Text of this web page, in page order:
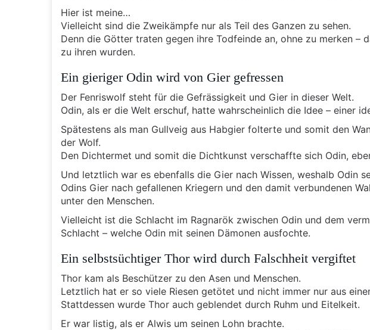
Hier ist meine…
Vielleicht sind die Zweikämpfe nur als Teil des Ganzen zu sehen.
Denn die Götter traten gegen ihre Todfeinde an, ohne zu merken –
zu ihren wurden.
Ein gieriger Odin wird von Gier gefressen
Der Fenriswolf steht für die Gefrässigkeit und Gier in dieser Welt.
Odin, als er die Welt erschuf, hatte wahrscheinlich die Idee – einer
Spätestens als man Gullveig aus Habgier folterte und somit den
der Wolf.
Den Dichtermet und somit die Dichtkunst verschaffte sich Odin,
Und letztlich war es ebenfalls die Gier nach Wissen, weshalb Odin
Odins Gier nach gefallenen Kriegern und den damit verbundenen
unter den Menschen.
Vielleicht ist die Schlacht im Ragnarök zwischen Odin und dem
Schlacht – welche Odin mit seinen Dämonen ausfochte.
Ein selbstsüchtiger Thor wird durch Falschheit vergiftet
Thor kam als Beschützer zu den Asen und Menschen.
Letztlich hat er so viele Riesen getötet und nicht immer nur aus
Stattdessen wurde Thor auch geblendet durch Ruhm und Eitelkeit.
Er war listig, als er Alwis um seinen Lohn brachte.